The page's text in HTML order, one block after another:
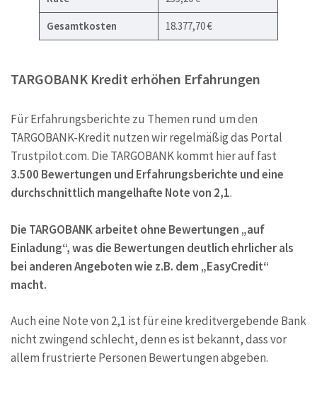
Gesamtkosten 18.377,70 €
TARGOBANK Kredit erhöhen Erfahrungen
Für Erfahrungsberichte zu Themen rund um den
TARGOBANK-Kredit nutzen wir regelmäßig das Portal
Trustpilot.com. Die TARGOBANK kommt hier auf fast
3.500 Bewertungen und Erfahrungsberichte und eine
durchschnittlich mangelhafte Note von 2,1.
Die TARGOBANK arbeitet ohne Bewertungen „auf
Einladung“, was die Bewertungen deutlich ehrlicher als
bei anderen Angeboten wie z.B. dem „EasyCredit“
macht.
Auch eine Note von 2,1 ist für eine kreditvergebende Bank
nicht zwingend schlecht, denn es ist bekannt, dass vor
allem frustrierte Personen Bewertungen abgeben.